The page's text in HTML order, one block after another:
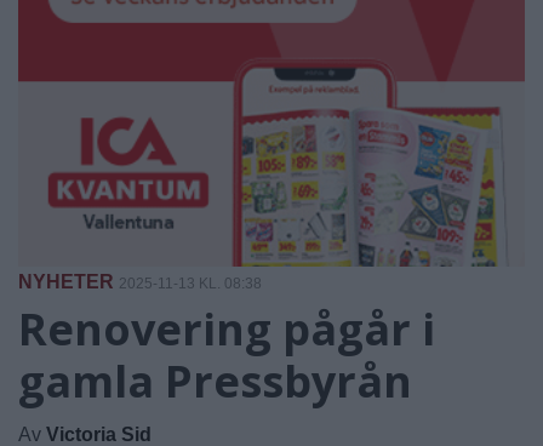
NYHETER 2025-11-13 KL. 08:38
Renovering pågår i
gamla Pressbyrån
Av Victoria Sid